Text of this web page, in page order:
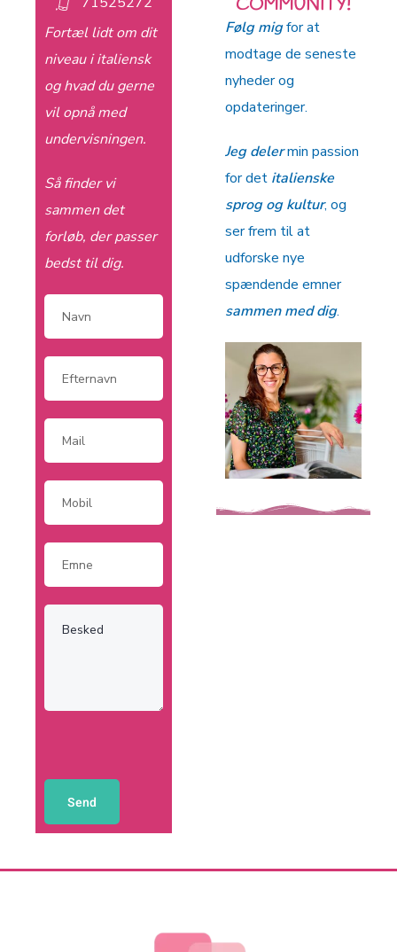
Fortæl lidt om dit
niveau i italiensk
og hvad du gerne
vil opnå med
undervisningen.
Så finder vi
sammen det
forløb, der passer
bedst til dig.
COMMUNITY!
Følg migfor at
modtage de seneste
nyheder og
opdateringer.
Jeg delermin passion
for det italienske
sprog og kultur, og
ser frem til at
udforske nye
spændende emner
sammen med dig.